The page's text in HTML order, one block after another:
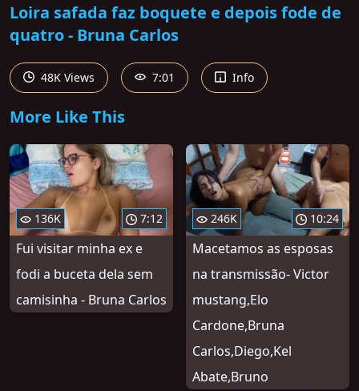
Loira safada faz boquete e depois fode de
quatro - Bruna Carlos
48K Views 7:01 Info
More Like This
136K 7:12
Fui visitar minha ex e
fodi a buceta dela sem
camisinha - Bruna Carlos
246K 10:24
Macetamos as esposas
na transmissão- Victor
mustang,Elo
Cardone,Bruna
Carlos,Diego,Kel
Abate,Bruno